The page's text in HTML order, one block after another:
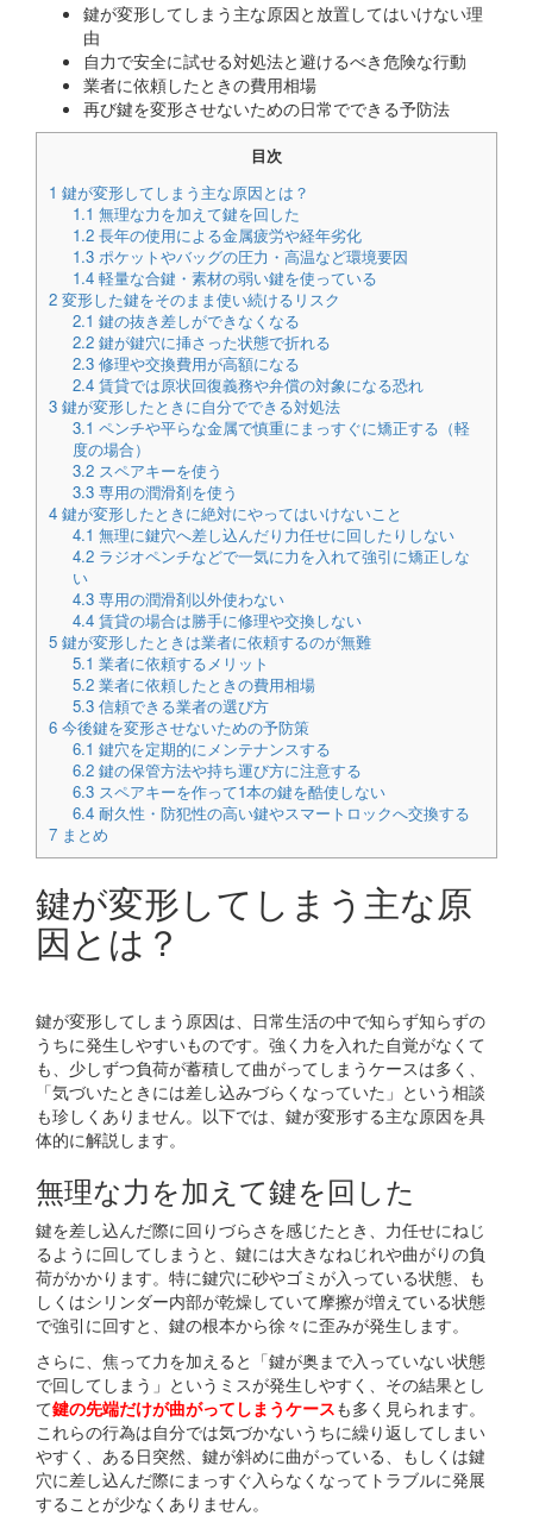
鍵が変形してしまう主な原因と放置してはいけない理
由
自力で安全に試せる対処法と避けるべき危険な行動
業者に依頼したときの費用相場
再び鍵を変形させないための日常でできる予防法
目次
1 鍵が変形してしまう主な原因とは？
1.1 無理な力を加えて鍵を回した
1.2長年の使用による金属疲労や経年劣化
1.3ポケットやバッグの圧力・高温など環境要因
1.4軽量な合鍵・素材の弱い鍵を使っている
2 変形した鍵をそのまま使い続けるリスク
2.1 鍵の抜き差しができなくなる
2.2鍵が鍵穴に挿さった状態で折れる
2.3修理や交換費用が高額になる
2.4賃貸では原状回復義務や弁償の対象になる恐れ
3 鍵が変形したときに自分でできる対処法
3.1 ペンチや平らな金属で慎重にまっすぐに矯正する（軽
度の場合）
3.2スペアキーを使う
3.3専用の潤滑剤を使う
4 鍵が変形したときに絶対にやってはいけないこと
4.1 無理に鍵穴へ差し込んだり力任せに回したりしない
4.2ラジオペンチなどで一気に力を入れて強引に矯正しな
い
4.3専用の潤滑剤以外使わない
4.4賃貸の場合は勝手に修理や交換しない
5 鍵が変形したときは業者に依頼するのが無難
5.1 業者に依頼するメリット
5.2業者に依頼したときの費用相場
5.3信頼できる業者の選び方
6 今後鍵を変形させないための予防策
6.1 鍵穴を定期的にメンテナンスする
6.2鍵の保管方法や持ち運び方に注意する
6.3スペアキーを作って1本の鍵を酷使しない
6.4耐久性・防犯性の高い鍵やスマートロックへ交換する
7 まとめ
鍵が変形してしまう主な原
因とは？
鍵が変形してしまう原因は、日常生活の中で知らず知らずの
うちに発生しやすいものです。強く力を入れた自覚がなくて
も、少しずつ負荷が蓄積して曲がってしまうケースは多く、
「気づいたときには差し込みづらくなっていた」という相談
も珍しくありません。以下では、鍵が変形する主な原因を具
体的に解説します。
無理な力を加えて鍵を回した
鍵を差し込んだ際に回りづらさを感じたとき、力任せにねじ
るように回してしまうと、鍵には大きなねじれや曲がりの負
荷がかかります。特に鍵穴に砂やゴミが入っている状態、も
しくはシリンダー内部が乾燥していて摩擦が増えている状態
で強引に回すと、鍵の根本から徐々に歪みが発生します。
さらに、焦って力を加えると「鍵が奥まで入っていない状態
で回してしまう」というミスが発生しやすく、その結果とし
て鍵の先端だけが曲がってしまうケースも多く見られます。
これらの行為は自分では気づかないうちに繰り返してしまい
やすく、ある日突然、鍵が斜めに曲がっている、もしくは鍵
穴に差し込んだ際にまっすぐ入らなくなってトラブルに発展
することが少なくありません。